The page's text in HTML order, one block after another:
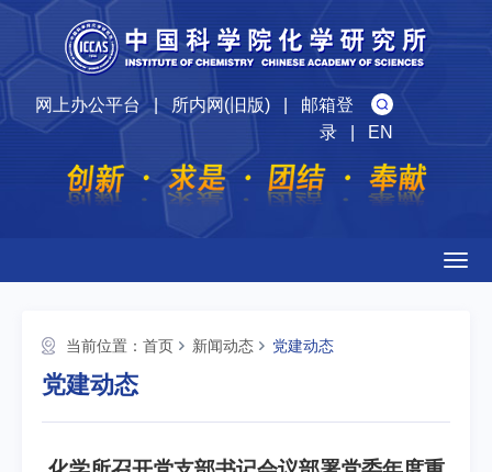
网上办公平台|所内网(旧版)| 邮箱登
录| EN
当前位置： 首页 新闻动态 党建动态
党建动态